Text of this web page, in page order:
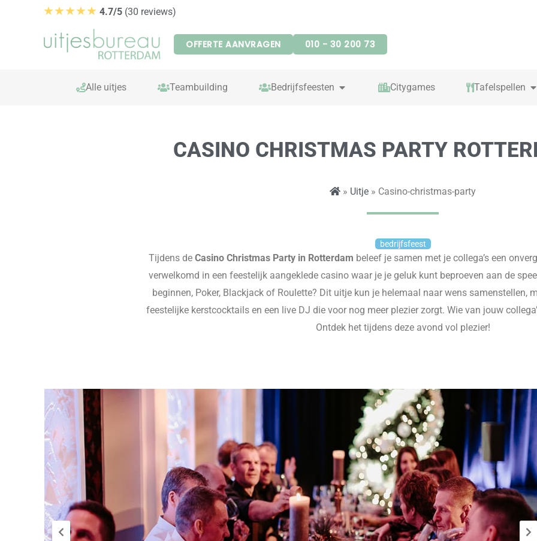
★★★★★ 4.7/5 (30 reviews)
OFFERTE AANVRAGEN 010 - 30 200 73
Alle uitjes Teambuilding Bedrijfsfeesten OPEN BEDRIJFSFEESTEN
Citygames Tafelspellen
CASINO CHRISTMAS PARTY
» Uitje » Casino-christmas-party
bedrijfsfeest
Tijdens de Casino Christmas Party in Rotterdam beleef je samen met je collega’s een
verwelkomd in een feestelijk aangeklede casino waar je je geluk kunt beproeven aan de
beginnen, Poker, Blackjack of Roulette? Dit uitje kun je helemaal naar wens samenstellen,
feestelijke kerstcocktails en een live DJ die voor nog meer plezier zorgt. Wie van jouw
Ontdek het tijdens deze avond vol plezier!